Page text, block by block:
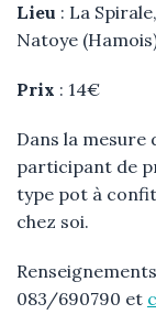
Lieu : La Spirale,
Natoye
Prix : 14€
Dans la mesure
participant de
type pot à
chez soi.
083/690790 et